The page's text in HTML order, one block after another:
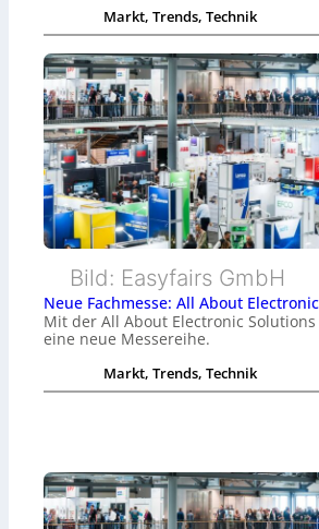
Markt, Trends, Technik
Bild: Easyfairs GmbH
Neue Fachmesse: All About
Mit der All About Electronic
eine neue Messereihe.
Markt, Trends, Technik